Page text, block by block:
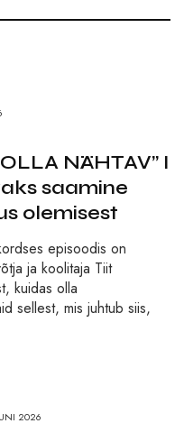
NÄHTAV” I
saamine
olemisest
episoodis on
ja koolitaja Tiit
kuidas olla
sellest, mis juhtub siis,
2026